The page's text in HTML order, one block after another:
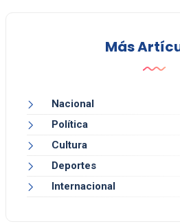
Más
Nacional
Política
Cultura
Deportes
Internacional